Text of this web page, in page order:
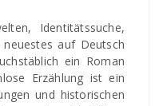
Identitätssuche,
auf Deutsch
ein Roman
Erzählung ist ein
und historischen